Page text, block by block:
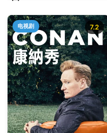
7.2
电视剧